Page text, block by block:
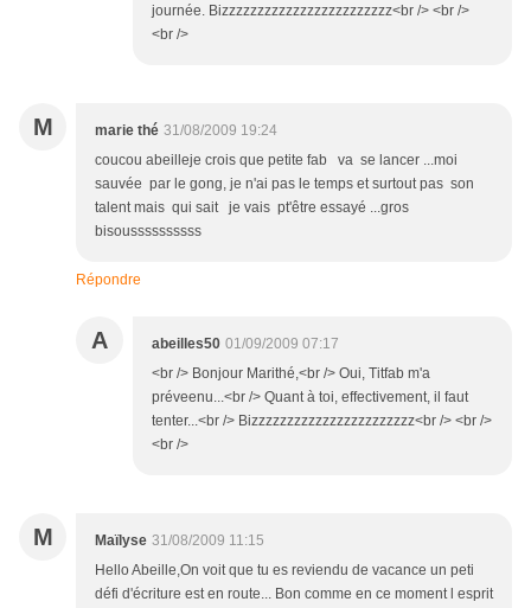
journée. Bizzzzzzzzzzzzzzzzzzzzzzzz<br /> <br />
<br />
M marie thé 31/08/2009 19:24
coucou abeilleje crois que petite fab va se lancer ...moi
sauvée par le gong, je n'ai pas le temps et surtout pas son
talent mais qui sait je vais pt'être essayé ...gros
bisoussssssssss
Répondre
A abeilles50 01/09/2009 07:17
<br /> Bonjour Marithé,<br /> Oui, Titfab m'a
préveenu...<br /> Quant à toi, effectivement, il faut
tenter...<br /> Bizzzzzzzzzzzzzzzzzzzzzzz<br /> <br />
<br />
M Maïlyse 31/08/2009 11:15
Hello Abeille,On voit que tu es reviendu de vacance un peti
défi d'écriture est en route... Bon comme en ce moment l esprit